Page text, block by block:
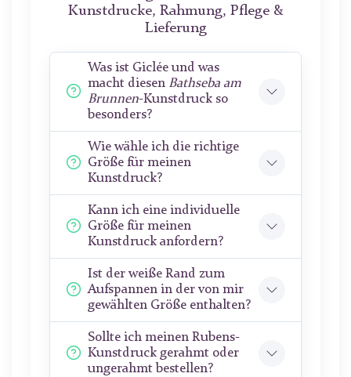
Kunstdrucke, Rahmung, Pflege &
Lieferung
Was ist Giclée und was
macht diesen Bathseba am
Brunnen-Kunstdruck so
besonders?
Wie wähle ich die richtige
Größe für meinen
Kunstdruck?
Kann ich eine individuelle
Größe für meinen
Kunstdruck anfordern?
Ist der weiße Rand zum
Aufspannen in der von mir
gewählten Größe enthalten?
Sollte ich meinen Rubens-
Kunstdruck gerahmt oder
ungerahmt bestellen?